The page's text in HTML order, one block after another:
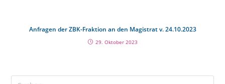
Anfragen der ZBK-Fraktion an den Magistrat v. 24.10.2023
29. Oktober 2023